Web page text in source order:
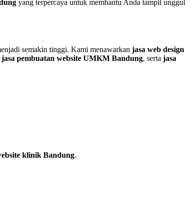
yang terpercaya untuk membantu Anda tampil unggul
semakin tinggi. Kami menawarkan jasa web design
jasa pembuatan website UMKM Bandung, serta jasa
klinik Bandung.